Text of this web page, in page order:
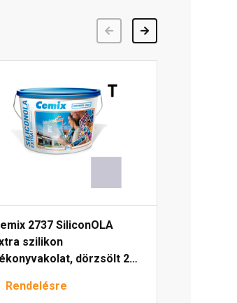
2737 SiliconOLA
szilikon
dörzsölt 2
Rendelésre